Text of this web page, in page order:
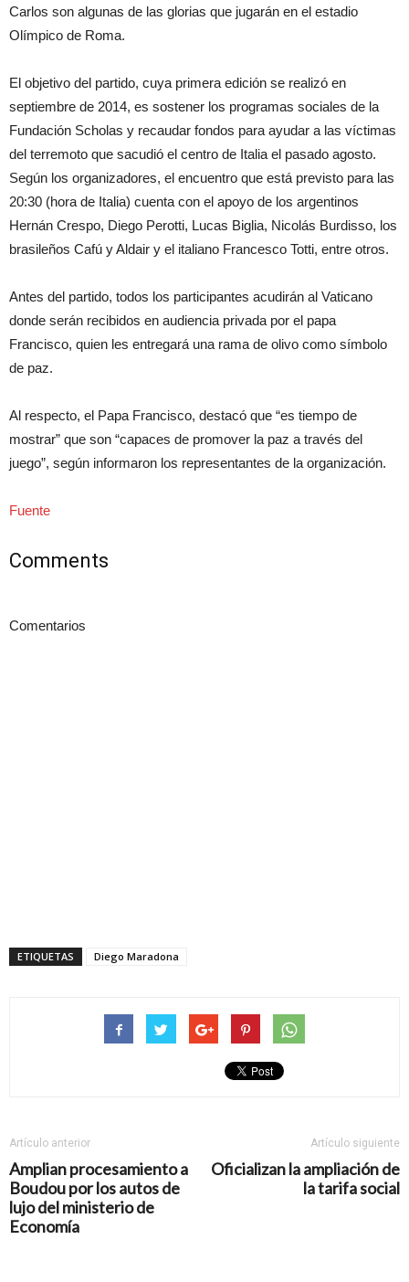
Carlos son algunas de las glorias que jugarán en el estadio
Olímpico de Roma.
El objetivo del partido, cuya primera edición se realizó en
septiembre de 2014, es sostener los programas sociales de la
Fundación Scholas y recaudar fondos para ayudar a las víctimas
del terremoto que sacudió el centro de Italia el pasado agosto.
Según los organizadores, el encuentro que está previsto para las
20:30 (hora de Italia) cuenta con el apoyo de los argentinos
Hernán Crespo, Diego Perotti, Lucas Biglia, Nicolás Burdisso, los
brasileños Cafú y Aldair y el italiano Francesco Totti, entre otros.
Antes del partido, todos los participantes acudirán al Vaticano
donde serán recibidos en audiencia privada por el papa
Francisco, quien les entregará una rama de olivo como símbolo
de paz.
Al respecto, el Papa Francisco, destacó que “es tiempo de
mostrar” que son “capaces de promover la paz a través del
juego”, según informaron los representantes de la organización.
Fuente
Comments
Comentarios
ETIQUETAS Diego Maradona
Artículo anterior
Amplian procesamiento a
Boudou por los autos de
lujo del ministerio de
Economía
Artículo siguiente
Oficializan la ampliación de
la tarifa social